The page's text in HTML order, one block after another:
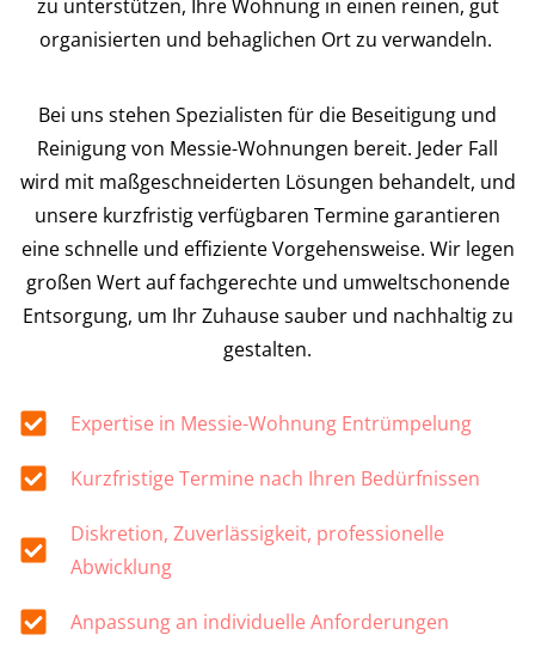
zu unterstützen, Ihre Wohnung in einen reinen, gut
organisierten und behaglichen Ort zu verwandeln.
Bei uns stehen Spezialisten für die Beseitigung und
Reinigung von Messie-Wohnungen bereit. Jeder Fall
wird mit maßgeschneiderten Lösungen behandelt, und
unsere kurzfristig verfügbaren Termine garantieren
eine schnelle und effiziente Vorgehensweise. Wir legen
großen Wert auf fachgerechte und umweltschonende
Entsorgung, um Ihr Zuhause sauber und nachhaltig zu
gestalten.
Expertise in Messie-Wohnung Entrümpelung
Kurzfristige Termine nach Ihren Bedürfnissen
Diskretion, Zuverlässigkeit, professionelle
Abwicklung
Anpassung an individuelle Anforderungen